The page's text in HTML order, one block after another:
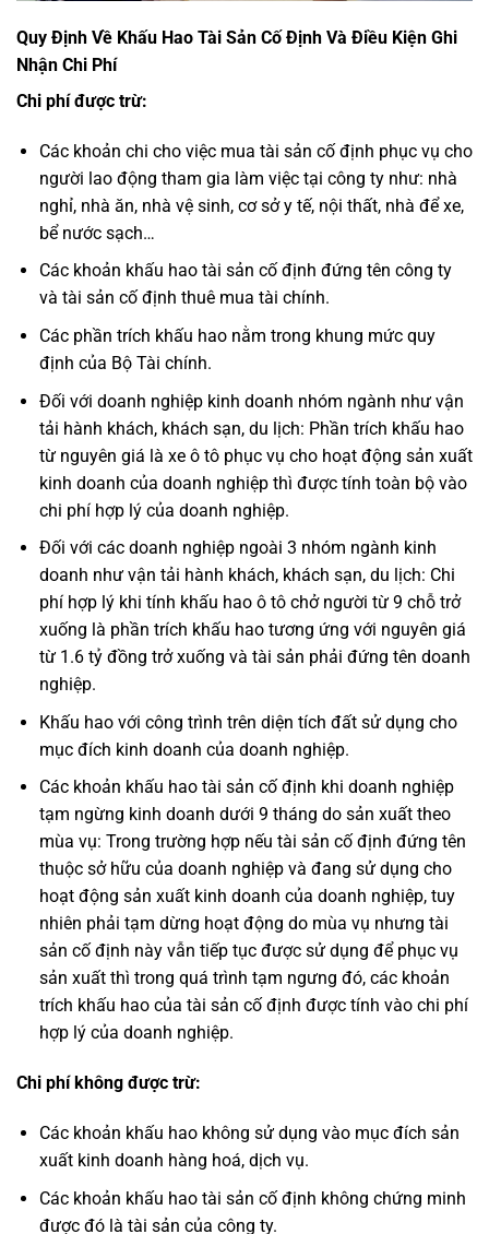
Quy Định Về Khấu Hao Tài Sản Cố Định Và Điều Kiện Ghi
Nhận Chi Phí
Chi phí được trừ:
Các khoản chi cho việc mua tài sản cố định phục vụ cho
người lao động tham gia làm việc tại công ty như: nhà
nghỉ, nhà ăn, nhà vệ sinh, cơ sở y tế, nội thất, nhà để xe,
bể nước sạch…
Các khoản khấu hao tài sản cố định đứng tên công ty
và tài sản cố định thuê mua tài chính.
Các phần trích khấu hao nằm trong khung mức quy
định của Bộ Tài chính.
Đối với doanh nghiệp kinh doanh nhóm ngành như vận
tải hành khách, khách sạn, du lịch: Phần trích khấu hao
từ nguyên giá là xe ô tô phục vụ cho hoạt động sản xuất
kinh doanh của doanh nghiệp thì được tính toàn bộ vào
chi phí hợp lý của doanh nghiệp.
Đối với các doanh nghiệp ngoài 3 nhóm ngành kinh
doanh như vận tải hành khách, khách sạn, du lịch: Chi
phí hợp lý khi tính khấu hao ô tô chở người từ 9 chỗ trở
xuống là phần trích khấu hao tương ứng với nguyên giá
từ 1.6 tỷ đồng trở xuống và tài sản phải đứng tên doanh
nghiệp.
Khấu hao với công trình trên diện tích đất sử dụng cho
mục đích kinh doanh của doanh nghiệp.
Các khoản khấu hao tài sản cố định khi doanh nghiệp
tạm ngừng kinh doanh dưới 9 tháng do sản xuất theo
mùa vụ: Trong trường hợp nếu tài sản cố định đứng tên
thuộc sở hữu của doanh nghiệp và đang sử dụng cho
hoạt động sản xuất kinh doanh của doanh nghiệp, tuy
nhiên phải tạm dừng hoạt động do mùa vụ nhưng tài
sản cố định này vẫn tiếp tục được sử dụng để phục vụ
sản xuất thì trong quá trình tạm ngưng đó, các khoản
trích khấu hao của tài sản cố định được tính vào chi phí
hợp lý của doanh nghiệp.
Chi phí không được trừ:
Các khoản khấu hao không sử dụng vào mục đích sản
xuất kinh doanh hàng hoá, dịch vụ.
Các khoản khấu hao tài sản cố định không chứng minh
được đó là tài sản của công ty.